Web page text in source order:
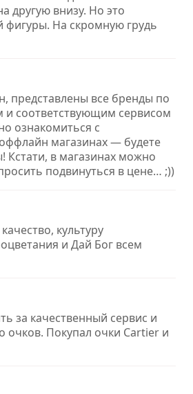
другую внизу. Но это
фигуры. На скромную грудь
представлены все бренды по
соответствующим сервисом
ознакомиться с
магазинах — будете
Кстати, в магазинах можно
подвинуться в цене… ;))
культуру
и Дай Бог всем
за качественный сервис и
очков. Покупал очки Cartier и